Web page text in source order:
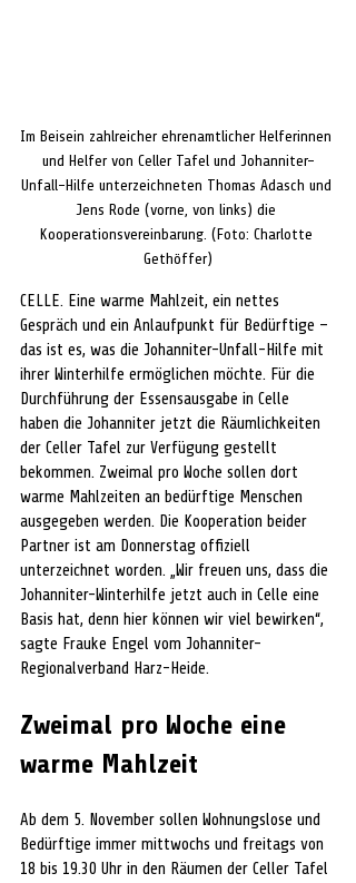
Im Beisein zahlreicher ehrenamtlicher Helferinnen
und Helfer von Celler Tafel und Johanniter-
Unfall-Hilfe unterzeichneten Thomas Adasch und
Jens Rode (vorne, von links) die
Kooperationsvereinbarung. (Foto: Charlotte
Gethöffer)
CELLE. Eine warme Mahlzeit, ein nettes
Gespräch und ein Anlaufpunkt für Bedürftige –
das ist es, was die Johanniter-Unfall-Hilfe mit
ihrer Winterhilfe ermöglichen möchte. Für die
Durchführung der Essensausgabe in Celle
haben die Johanniter jetzt die Räumlichkeiten
der Celler Tafel zur Verfügung gestellt
bekommen. Zweimal pro Woche sollen dort
warme Mahlzeiten an bedürftige Menschen
ausgegeben werden. Die Kooperation beider
Partner ist am Donnerstag offiziell
unterzeichnet worden. „Wir freuen uns, dass die
Johanniter-Winterhilfe jetzt auch in Celle eine
Basis hat, denn hier können wir viel bewirken“,
sagte Frauke Engel vom Johanniter-
Regionalverband Harz-Heide.
Zweimal pro Woche eine
warme Mahlzeit
Ab dem 5. November sollen Wohnungslose und
Bedürftige immer mittwochs und freitags von
18 bis 19.30 Uhr in den Räumen der Celler Tafel